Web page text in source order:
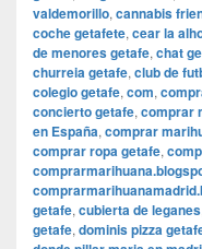
valdemorillo, cannabis
coche getafete, cear la
de menores getafe, chat
churreia getafe, club de
colegio getafe, com,
concierto getafe, comprar
en España, comprar
comprar ropa getafe,
getafe, cubierta de leganes
getafe, dominis pizza